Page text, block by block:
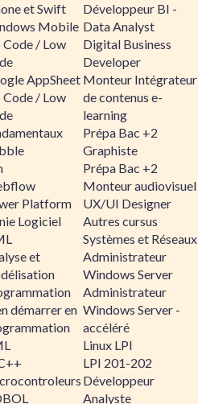
et Swift
Mobile
/ Low
AppSheet
/ Low
Platform
Logiciel
et
démarrer en
Développeur BI -
Data Analyst
Digital Business
Developer
Monteur Intégrateur
de contenus e-
learning
Prépa Bac +2
Graphiste
Prépa Bac +2
Monteur audiovisuel
UX/UI Designer
Autres cursus
Systèmes et Réseaux
Administrateur
Windows Server
Administrateur
Windows Server -
accéléré
Linux LPI
LPI 201-202
Développeur
Analyste